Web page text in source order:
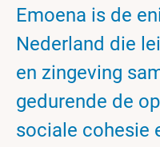
Emoena is de
Nederland die
en zingeving
gedurende de
sociale cohesie